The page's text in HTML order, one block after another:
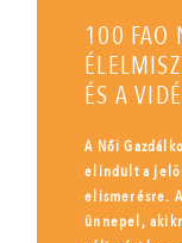
100 FAO
ÉS A
A Női
elindult a
elismerésre.
ünnepel,